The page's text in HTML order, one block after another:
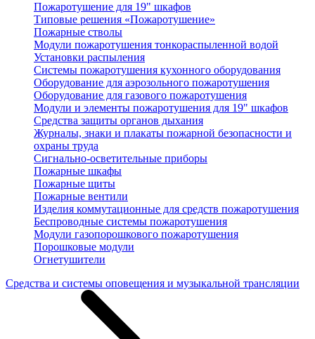
Пожаротушение для 19" шкафов
Типовые решения «Пожаротушение»
Пожарные стволы
Модули пожаротушения тонкораспыленной водой
Установки распыления
Системы пожаротушения кухонного оборудования
Оборудование для аэрозольного пожаротушения
Оборудование для газового пожаротушения
Модули и элементы пожаротушения для 19" шкафов
Средства защиты органов дыхания
Журналы, знаки и плакаты пожарной безопасности и
охраны труда
Сигнально-осветительные приборы
Пожарные шкафы
Пожарные щиты
Пожарные вентили
Изделия коммутационные для средств пожаротушения
Беспроводные системы пожаротушения
Модули газопорошкового пожаротушения
Порошковые модули
Огнетушители
Средства и системы оповещения и музыкальной трансляции